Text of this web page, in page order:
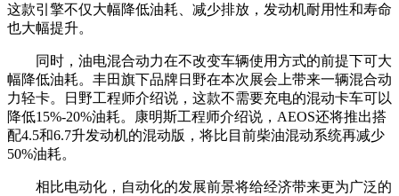
这款引擎不仅大幅降低油耗、减少排放，发动机耐用性和寿命
也大幅提升。
同时，油电混合动力在不改变车辆使用方式的前提下可大
幅降低油耗。丰田旗下品牌日野在本次展会上带来一辆混合动
力轻卡。日野工程师介绍说，这款不需要充电的混动卡车可以
降低15%-20%油耗。康明斯工程师介绍说，AEOS还将推出搭
配4.5和6.7升发动机的混动版，将比目前柴油混动系统再减少
50%油耗。
相比电动化，自动化的发展前景将给经济带来更为广泛的